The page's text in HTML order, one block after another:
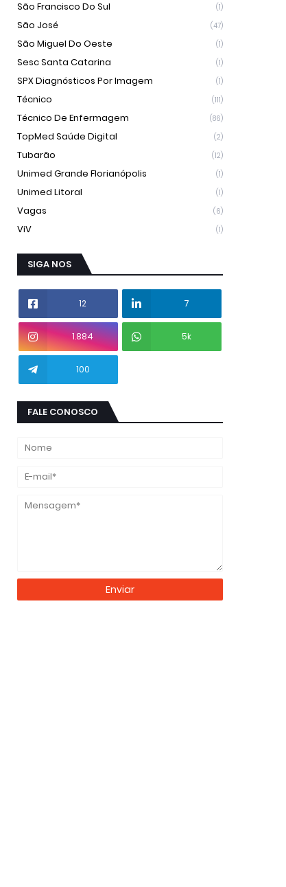
São Francisco Do Sul (1)
São José (47)
São Miguel Do Oeste (1)
Sesc Santa Catarina (1)
SPX Diagnósticos Por Imagem (1)
Técnico (111)
Técnico De Enfermagem (86)
TopMed Saúde Digital (2)
Tubarão (12)
Unimed Grande Florianópolis (1)
Unimed Litoral (1)
Vagas (6)
ViV (1)
SIGA NOS
12 7
1.884 5k
100
FALE CONOSCO